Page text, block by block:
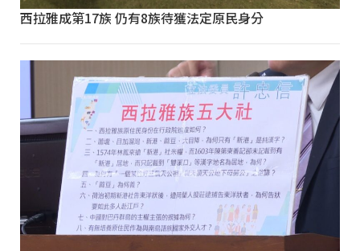
西拉雅成第17族 仍有8族待獲法定原民身分